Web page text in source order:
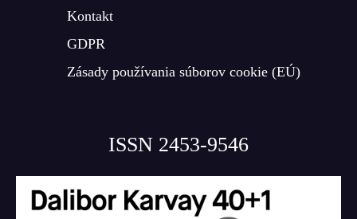
Kontakt
GDPR
Zásady používania súborov cookie (EÚ)
ISSN 2453-9546